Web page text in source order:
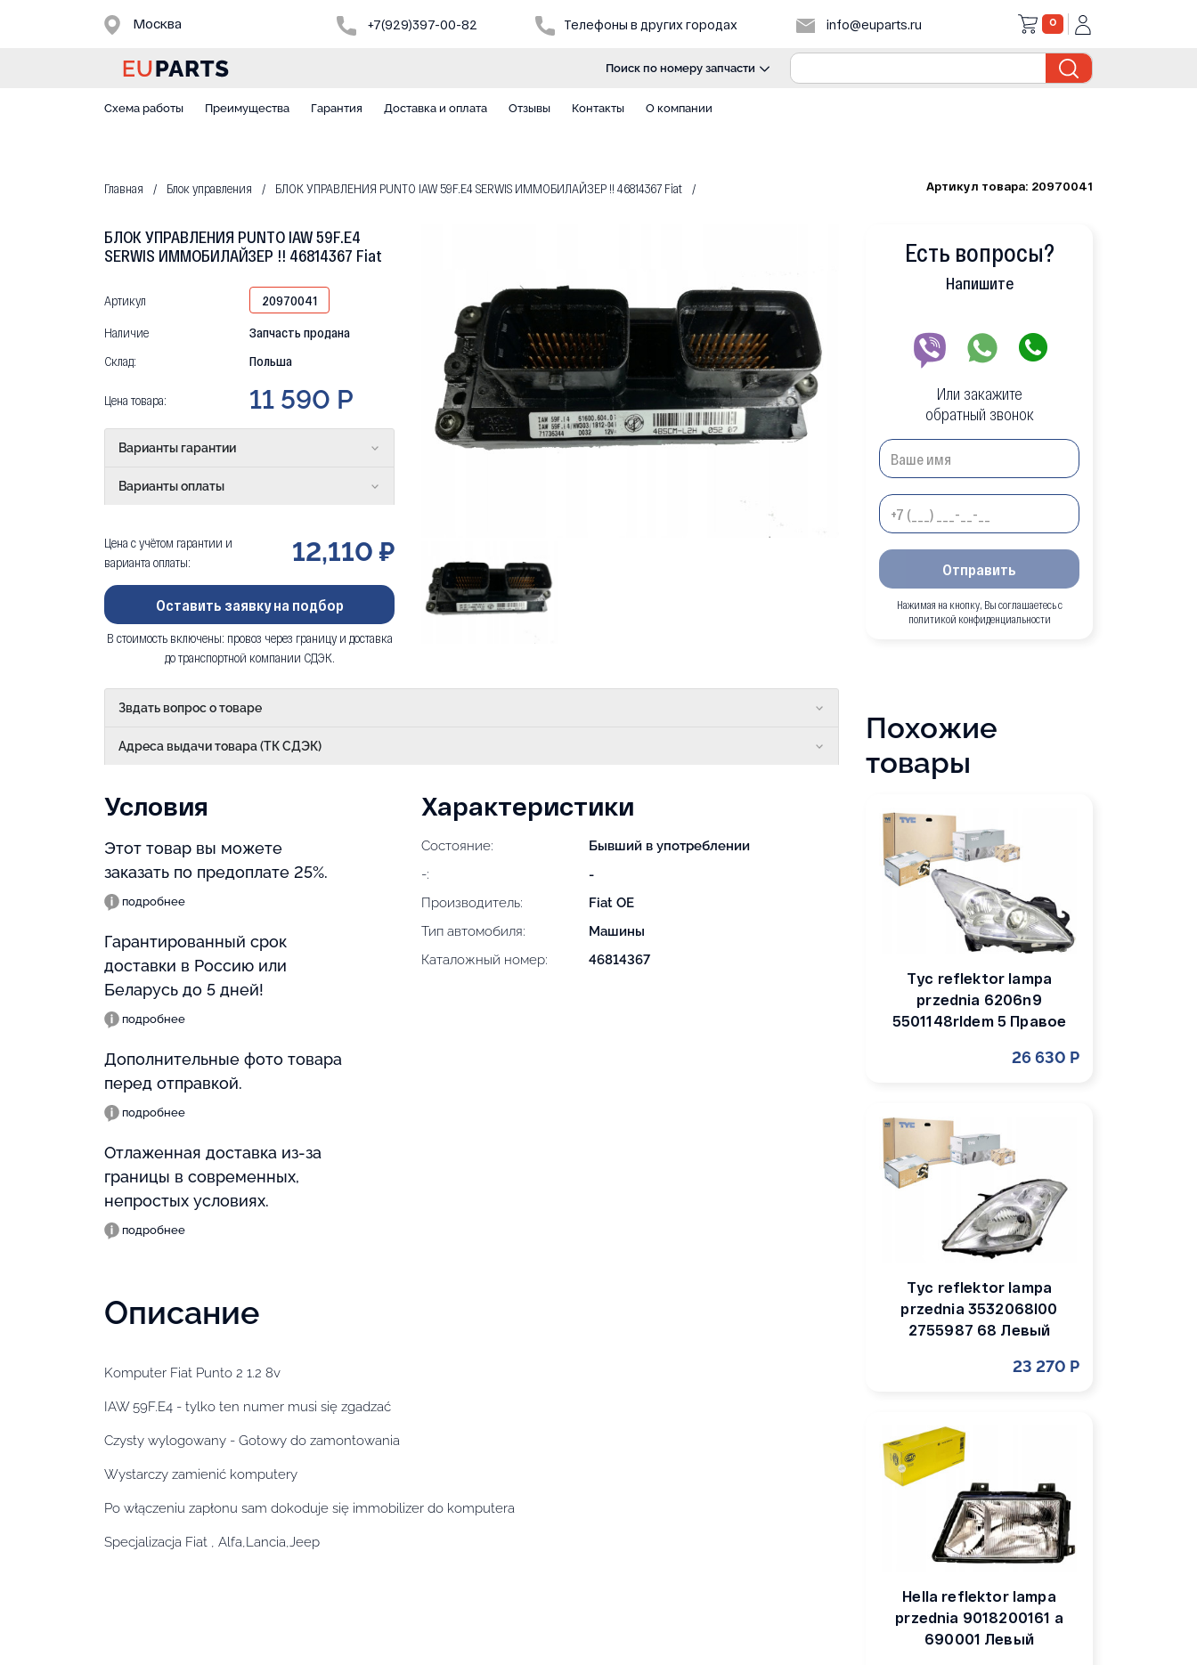
Москва +7(929)397-00-82 Телефоны в других городах info@euparts.ru 0
Поиск по номеру запчасти
Схема работы Преимущества Гарантия Доставка и оплата Отзывы Контакты О компании
Главная Блок управления БЛОК УПРАВЛЕНИЯ PUNTO IAW 59F.E4 SERWIS ИММОБИЛАЙЗЕР !! 46814367 Fiat Артикул товара: 20970041
БЛОК УПРАВЛЕНИЯ PUNTO IAW 59F.E4
SERWIS ИММОБИЛАЙЗЕР !! 46814367 Fiat
Артикул
20970041
Наличие
Запчасть продана
Склад:
Польша
Цена товара: 11 590 Р
Варианты гарантии
Варианты оплаты
Цена с учётом гарантии и
варианта оплаты:
12,110 ₽
Оставить заявку на подбор
В стоимость включены: провоз через границу и доставка
до транспортной компании СДЭК.
Звдать вопрос о товаре
Адреса выдачи товара (ТК СДЭК)
Условия
Этот товар вы можете
заказать по предоплате 25%.
подробнее
Гарантированный срок
доставки в Россию или
Беларусь до 5 дней!
подробнее
Дополнительные фото товара
перед отправкой.
подробнее
Отлаженная доставка из-за
границы в современных,
непростых условиях.
подробнее
Характеристики
Состояние:
Бывший в употреблении
-:
-
Производитель:
Fiat OE
Тип автомобиля:
Машины
Каталожный номер:
46814367
Описание
Komputer Fiat Punto 2 1.2 8v
IAW 59F.E4 - tylko ten numer musi się zgadzać
Czysty wylogowany - Gotowy do zamontowania
Wystarczy zamienić komputery
Po włączeniu zapłonu sam dokoduje się immobilizer do komputera
Specjalizacja Fiat , Alfa,Lancia,Jeep
Есть вопросы?
Напишите
Или закажите
обратный звонок
Отправить
Нажимая на кнопку, Вы соглашаетесь с
политикой конфиденциальности
Похожие
товары
Tyc reflektor lampa
przednia 6206n9
5501148rldem 5 Правое
26 630 Р
Tyc reflektor lampa
przednia 3532068l00
2755987 68 Левый
23 270 Р
Hella reflektor lampa
przednia 9018200161 a
690001 Левый